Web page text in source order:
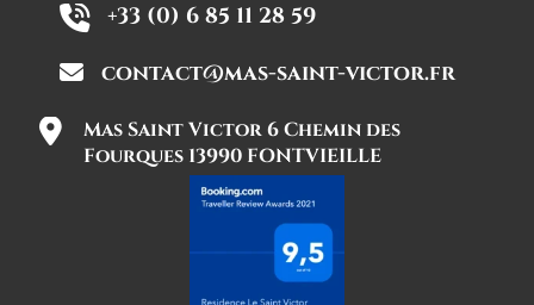
+33 (0) 6 85 11 28 59
contact@mas-saint-victor.fr
Mas Saint Victor 6 Chemin des
Fourques 13990 FONTVIEILLE